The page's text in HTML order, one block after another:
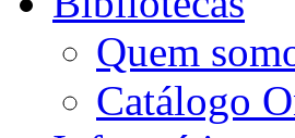
Quem
Catálogo